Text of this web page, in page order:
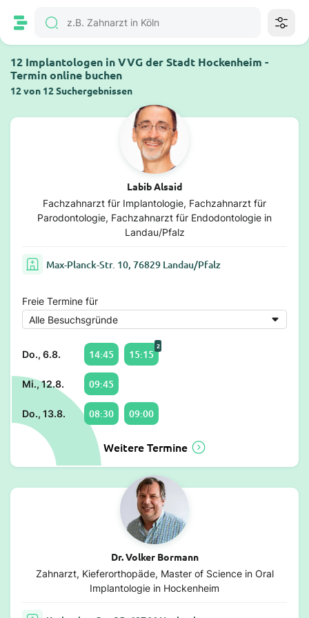
12 Implantologen in VVG der Stadt Hockenheim -
Termin online buchen
12 von 12 Suchergebnissen
Labib Alsaid
Fachzahnarzt für Implantologie, Fachzahnarzt für
Parodontologie, Fachzahnarzt für Endodontologie in
Landau/Pfalz
Max-Planck-Str. 10, 76829 Landau/Pfalz
Freie Termine für
Do., 6.8. 14:45 15:15
2
Mi., 12.8. 09:45
Do., 13.8. 08:30 09:00
Weitere Termine
Dr. Volker Bormann
Zahnarzt, Kieferorthopäde, Master of Science in Oral
Implantologie in Hockenheim